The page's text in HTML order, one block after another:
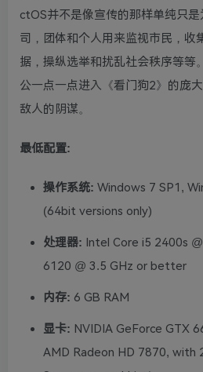
ctOS并不是像宣传的那样单纯只
司，团体和个人用来监视市民，收
据，操纵选举和扰乱社会秩序等等
公一点一点进入《看门狗2》的庞
敌人的阴谋。
最低配置:
操作系统: Windows 7 SP1,
(64bit versions only)
处理器: Intel Core i5 2400s
6120 @ 3.5 GHz or better
内存: 6 GB RAM
显卡: NVIDIA GeForce GTX
AMD Radeon HD 7870, with